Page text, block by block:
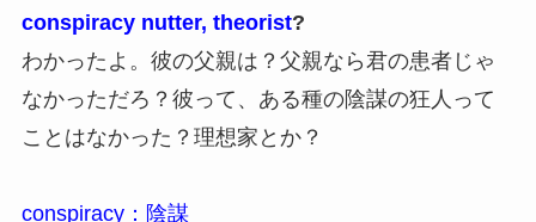
conspiracy nutter, theorist?
わかったよ。彼の父親は？父親なら君の患者じゃ
なかっただろ？彼って、ある種の陰謀の狂人って
ことはなかった？理想家とか？
conspiracy：陰謀